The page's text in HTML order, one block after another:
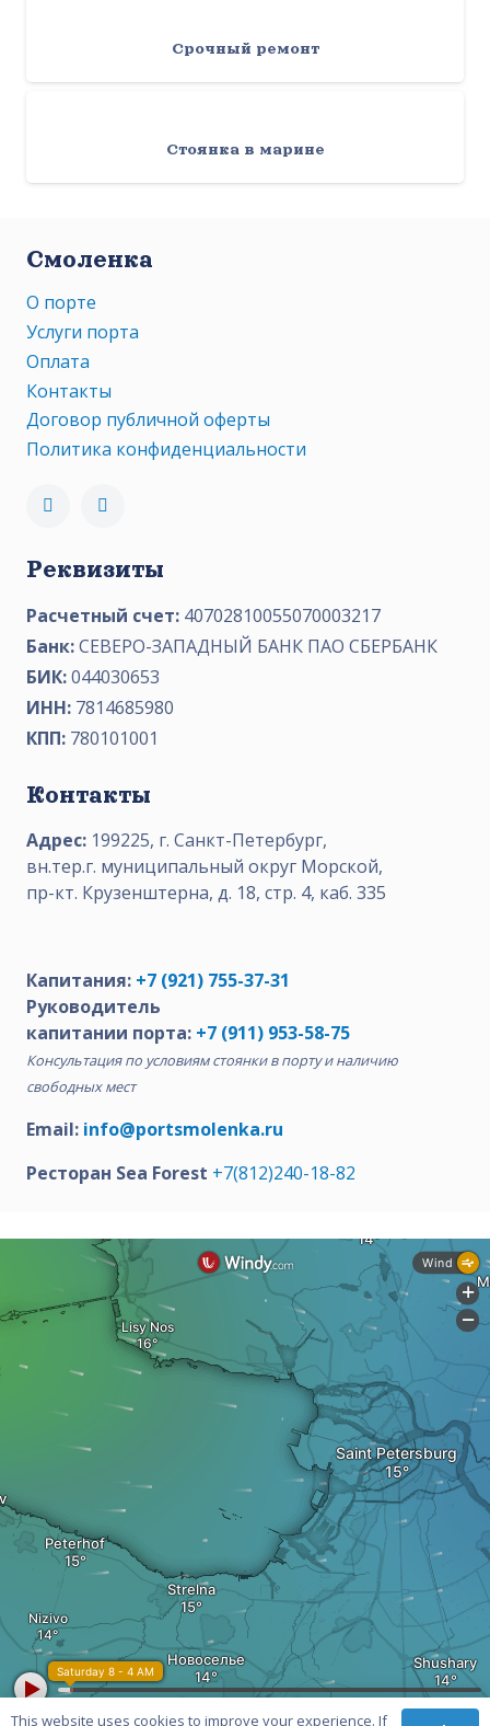
Срочный ремонт
Стоянка в марине
Смоленка
О порте
Услуги порта
Оплата
Контакты
Договор публичной оферты
Политика конфиденциальности
Реквизиты
Расчетный счет: 40702810055070003217
Банк:СЕВЕРО-ЗАПАДНЫЙ БАНК ПАО СБЕРБАНК
БИК:044030653
ИНН: 7814685980
КПП: 780101001
Контакты
Адрес: 199225, г. Санкт-Петербург,
вн.тер.г. муниципальный округ Морской,
пр-кт. Крузенштерна, д. 18, стр. 4, каб. 335
Капитания: +7 (921) 755-37-31
Руководитель
капитании порта: +7 (911) 953-58-75
Консультация по условиям стоянки в порту и наличию
свободных мест
Email: info@portsmolenka.ru
Ресторан Sea Forest +7(812)240-18-82
This website uses cookies to improve your experience. If